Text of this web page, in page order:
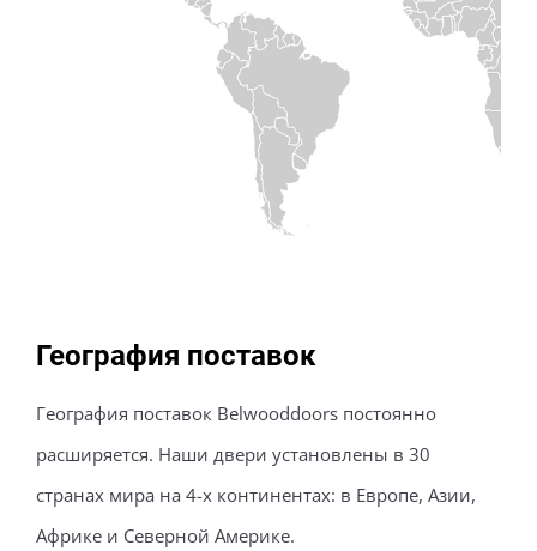
География поставок
География поставок Belwooddoors постоянно
расширяется. Наши двери установлены в 30
странах мира на 4-х континентах: в Европе, Азии,
Африке и Северной Америке.